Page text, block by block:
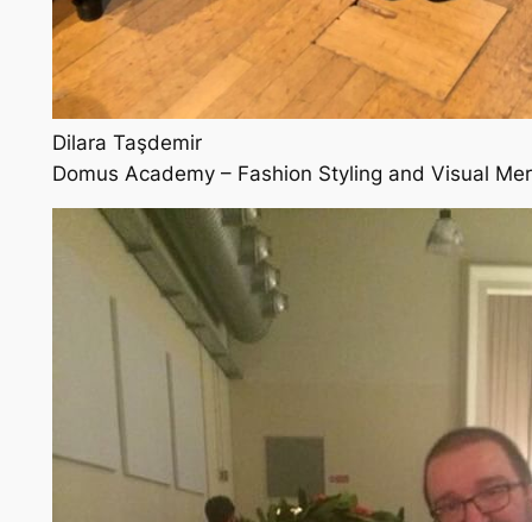
Dilara Taşdemir
Domus Academy – Fashion Styling and Visual